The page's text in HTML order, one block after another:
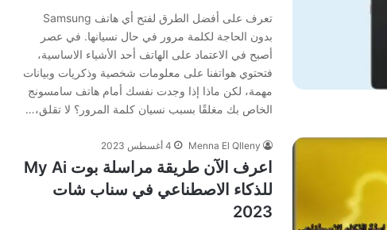
تعرف على أفضل الطرق لفتح أي هاتف Samsung
بدون الحاجة لكلمة مرور في حال نسيانها. في عصر
أصبح في الاعتماد على الهاتف أحد الأشياء الاساسية،
فتحتوي هواتفنا على معلومات شخصية وذكريات وبيانات
مهمة، لكن ماذا إذا وجدت نفسك أمام هاتف سامسونج
الخاص بك مغلقًا بسبب نسيان كلمة المرور؟ لا تقلق،…
Menna El Qlleny 4 أغسطس 2023
اعرف الآن طريقة مراسلة بوت My Ai
للذكاء الاصطناعي في سناب شات
2023